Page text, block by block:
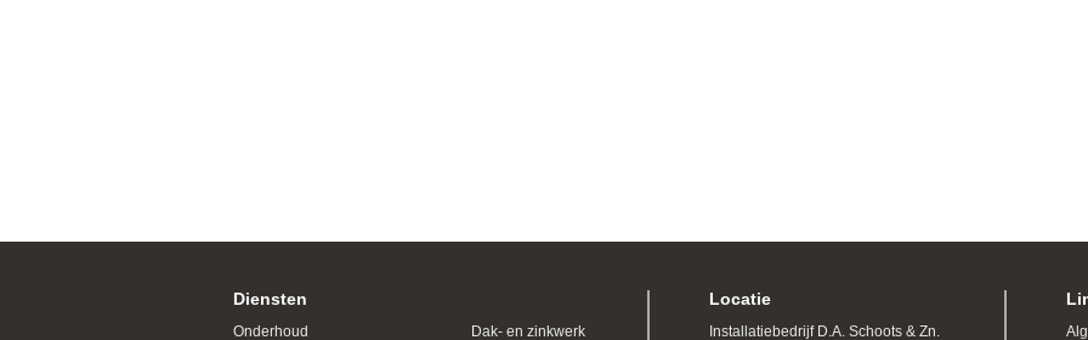
Diensten
Onderhoud Dak- en zinkwerk
Locatie
Installatiebedrijf D.A. Schoots & Zn.